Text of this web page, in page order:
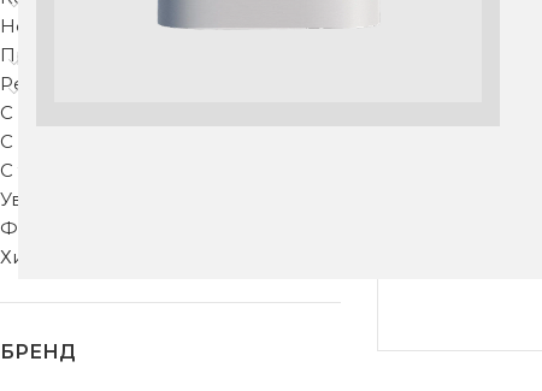
Недорогие
Приточные клапаны
Рекуператоры
С защитой от запахов
С подогревом
С тонкой фильтрацией
Увлажнители воздуха
Фильтры для вентиляции
Хиты продаж
БРЕНД